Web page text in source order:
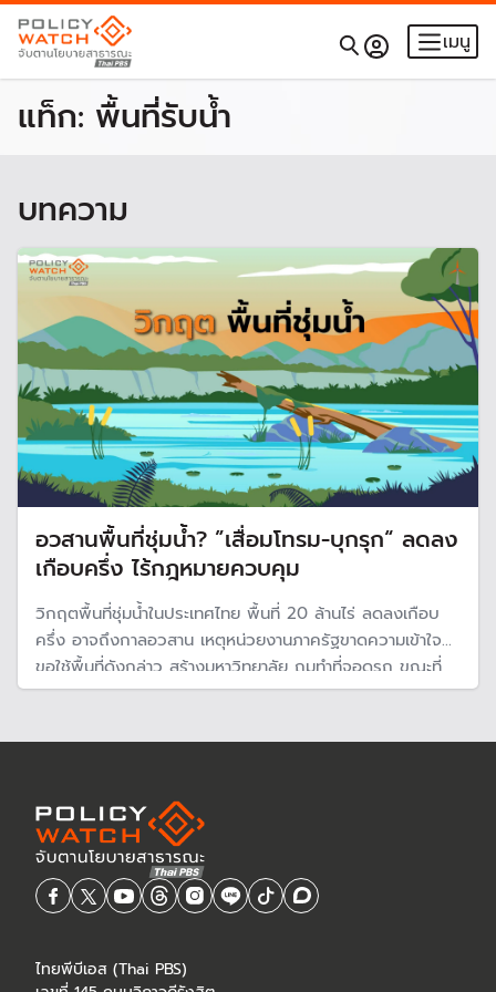
เมนู
แท็ก: พื้นที่รับน้ำ
บทความ
อวสานพื้นที่ชุ่มน้ำ? ”เสื่อมโทรม-บุกรุก“ ลดลง
เกือบครึ่ง ไร้กฎหมายควบคุม
วิกฤตพื้นที่ชุ่มน้ำในประเทศไทย พื้นที่ 20 ล้านไร่ ลดลงเกือบ
ครึ่ง อาจถึงกาลอวสาน เหตุหน่วยงานภาครัฐขาดความเข้าใจ
ขอใช้พื้นที่ดังกล่าว สร้างมหาวิทยาลัย ถมทำที่จอดรถ ขณะที่
เนื่องจากไม่มีกฎหมายควบคุมดูแลมีเพียงมติคณะรัฐมนตรี
กฎหมายพื้นที่ชุ่มน้ำ
ไทยพีบีเอส (Thai PBS)